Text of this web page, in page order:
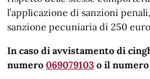
l’applicazione di sanzioni
sanzione pecuniaria di 250
In caso di avvistamento di
numero 069079103 o il numero